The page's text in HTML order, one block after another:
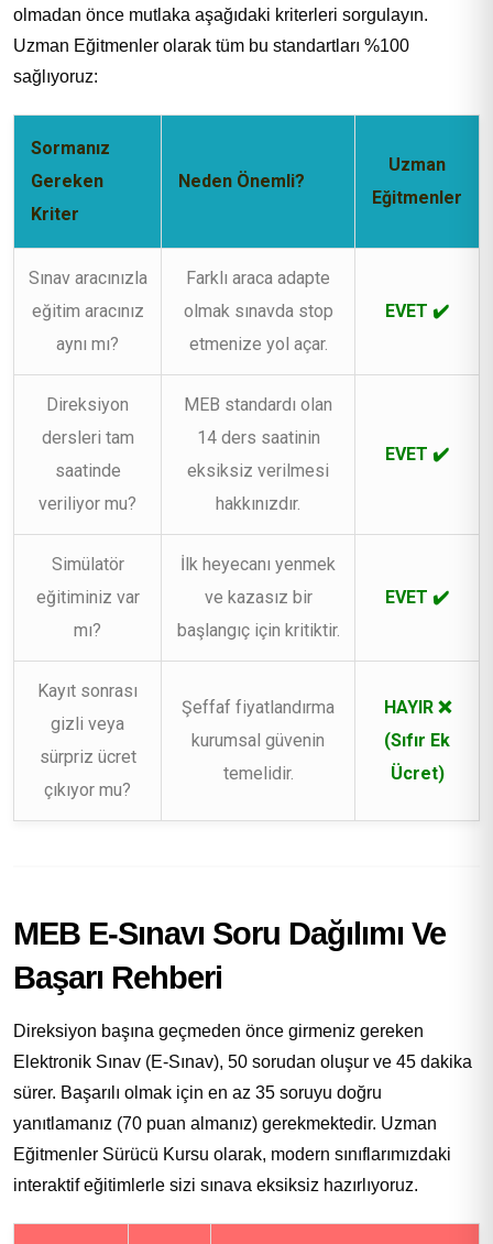
olmadan önce mutlaka aşağıdaki kriterleri sorgulayın.
Uzman Eğitmenler olarak tüm bu standartları %100
sağlıyoruz:
Sormanız
Gereken
Kriter
Neden Önemli?
Uzman
Eğitmenler
Sınav aracınızla
eğitim aracınız
aynı mı?
Farklı araca adapte
olmak sınavda stop
etmenize yol açar.
EVET ✔️
Direksiyon
dersleri tam
saatinde
veriliyor mu?
MEB standardı olan
14 ders saatinin
eksiksiz verilmesi
hakkınızdır.
EVET ✔️
Simülatör
eğitiminiz var
mı?
İlk heyecanı yenmek
ve kazasız bir
başlangıç için kritiktir.
EVET ✔️
Kayıt sonrası
gizli veya
sürpriz ücret
çıkıyor mu?
Şeffaf fiyatlandırma
kurumsal güvenin
temelidir.
HAYIR ❌
(Sıfır Ek
Ücret)
MEB E-Sınavı Soru Dağılımı Ve
Başarı Rehberi
Direksiyon başına geçmeden önce girmeniz gereken
Elektronik Sınav (E-Sınav), 50 sorudan oluşur ve 45 dakika
sürer. Başarılı olmak için en az 35 soruyu doğru
yanıtlamanız (70 puan almanız) gerekmektedir. Uzman
Eğitmenler Sürücü Kursu olarak, modern sınıflarımızdaki
interaktif eğitimlerle sizi sınava eksiksiz hazırlıyoruz.